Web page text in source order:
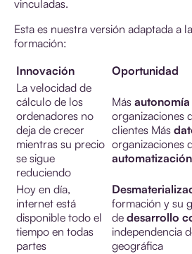
vinculadas.
Esta es nuestra versión adaptada a
formación:
Innovación
Oportunidad
La velocidad de
cálculo de los
ordenadores no
deja de crecer
mientras su precio
se sigue
reduciendo
Más autonomía
organizaciones
clientes Más
organizaciones
automatización
Hoy en día,
internet está
disponible todo el
tiempo en todas
partes
formación y su
de desarrollo
independencia
geográfica